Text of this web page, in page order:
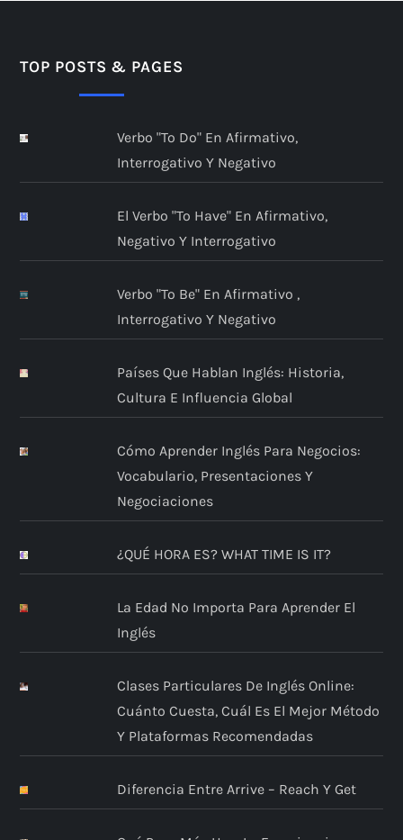
TOP POSTS & PAGES
Verbo "to Do" En Afirmativo,
Interrogativo Y Negativo
El Verbo "to Have" En Afirmativo,
Negativo Y Interrogativo
Verbo "to Be" En Afirmativo ,
Interrogativo Y Negativo
Países Que Hablan Inglés: Historia,
Cultura E Influencia Global
Cómo Aprender Inglés Para Negocios:
Vocabulario, Presentaciones Y
Negociaciones
¿QUÉ HORA ES? WHAT TIME IS IT?
La Edad No Importa Para Aprender El
Inglés
Clases Particulares De Inglés Online:
Cuánto Cuesta, Cuál Es El Mejor Método
Y Plataformas Recomendadas
Diferencia Entre Arrive – Reach Y Get